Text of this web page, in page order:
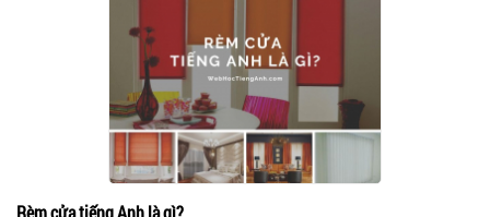
Rèm cửa tiếng Anh là gì?